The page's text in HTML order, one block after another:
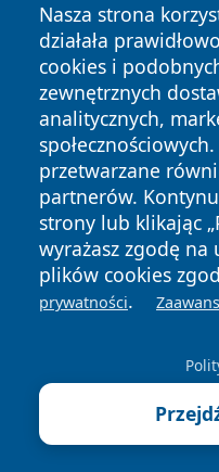
Nasza strona
działała
cookies i
zewnętrznych
analitycznych,
przetwarzane
partnerów.
strony lub klikając
wyrażasz zgodę na
plików cookies
prywatności.
Copyright © 2026
News Autorzy